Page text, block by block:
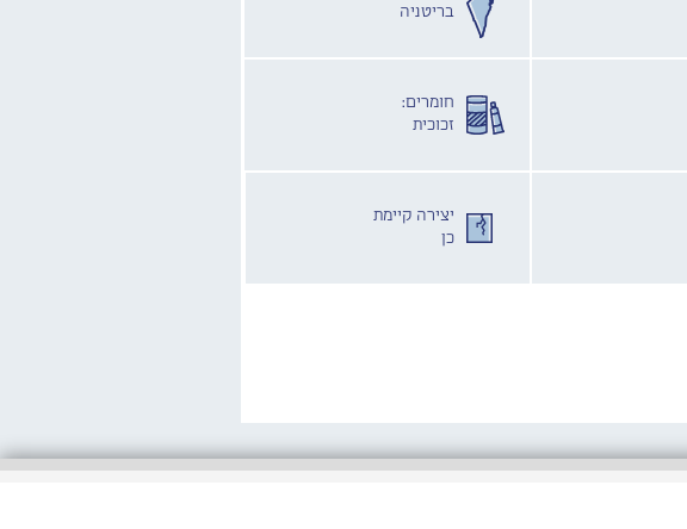
בריטניה
חומרים:
זכוכית
יצירה קיימת
כן